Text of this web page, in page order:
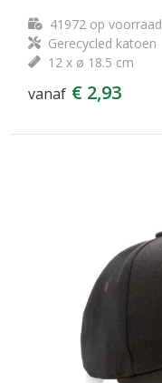
41972op voorraad
Gerecycled katoen
12 x ø 18.5 cm
vanaf € 2,93